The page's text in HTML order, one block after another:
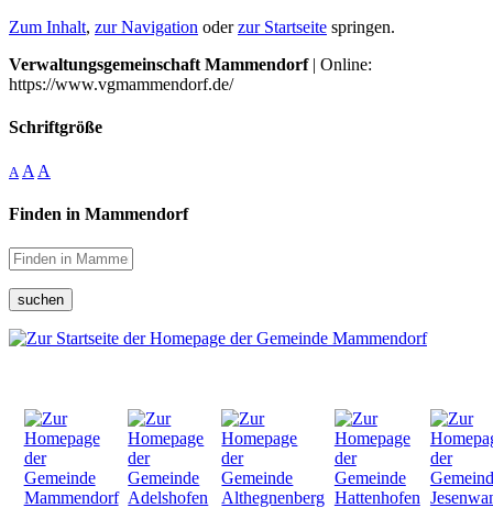
Zum Inhalt, zur Navigation oderzur Startseite springen.
Verwaltungsgemeinschaft Mammendorf| Online:
https://www.vgmammendorf.de/
Schriftgröße
A A A
Finden in Mammendorf
suchen